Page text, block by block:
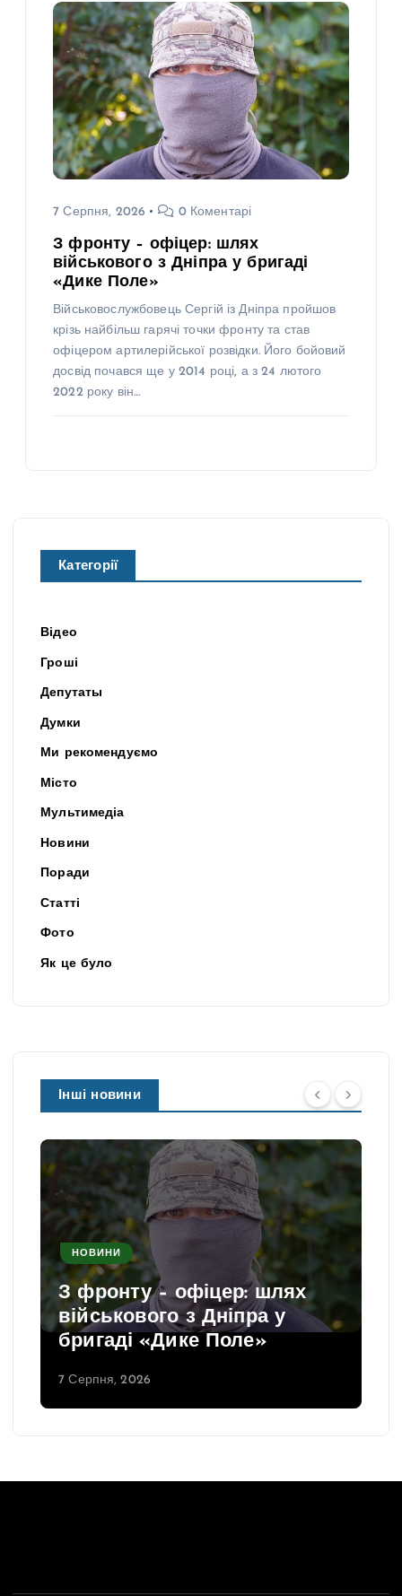
7 Серпня, 2026 0 Коментарі
З фронту – офіцер: шлях
військового з Дніпра у бригаді
«Дике Поле»
Військовослужбовець Сергій із Дніпра пройшов
крізь найбільш гарячі точки фронту та став
офіцером артилерійської розвідки. Його бойовий
досвід почався ще у 2014 році, а з 24 лютого
2022 року він…
Категорії
Відео
Гроші
Депутаты
Думки
Ми рекомендуємо
Місто
Мультимедіа
Новини
Поради
Статті
Фото
Як це було
Інші новини
НОВИНИ
З фронту – офіцер: шлях
військового з Дніпра у
бригаді «Дике Поле»
7 Серпня, 2026